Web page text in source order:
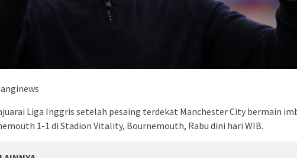
Liga Inggris setelah pesaing terdekat Manchester City bermain
1-1 di Stadion Vitality, Bournemouth, Rabu dini hari WIB.